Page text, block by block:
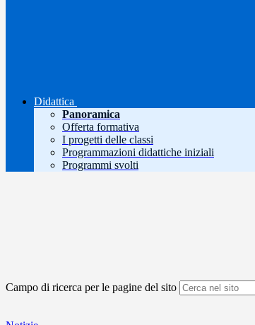
Didattica
Panoramica
Offerta formativa
I progetti delle classi
Programmazioni didattiche iniziali
Programmi svolti
Campo di ricerca per le pagine del sito